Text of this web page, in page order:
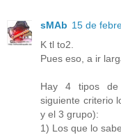
sMAb 15 de
K tl to2.
Pues eso, a ir
Hay 4 tipos de
siguiente criterio
y el 3 grupo):
1) Los que lo